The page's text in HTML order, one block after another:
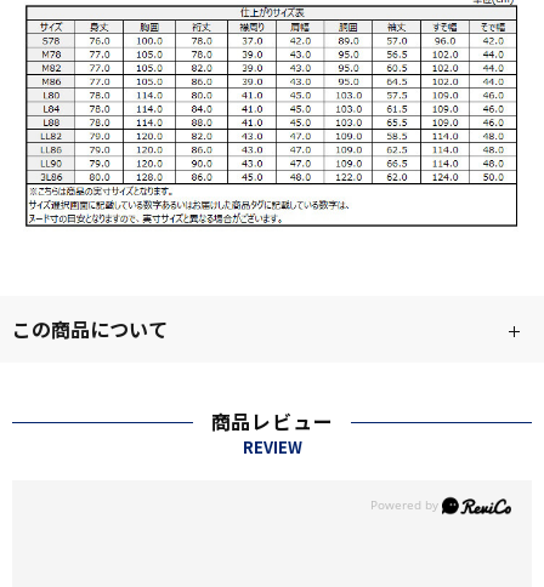
この商品について
商品レビュー
REVIEW